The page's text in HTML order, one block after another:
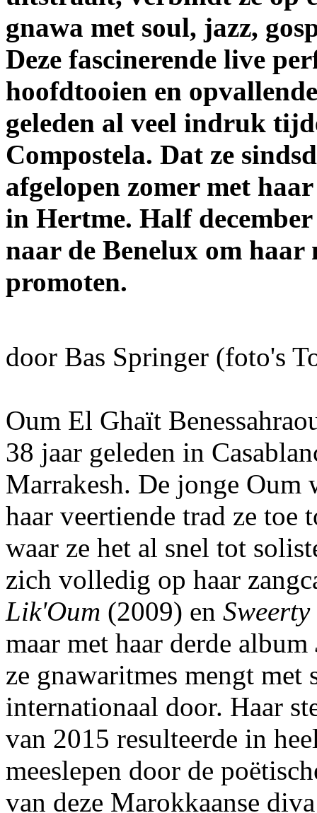
gnawa met soul, jazz,
Deze fascinerende live
hoofdtooien en
geleden al veel indruk
Compostela. Dat ze
afgelopen zomer met
in Hertme. Half
naar de Benelux om
promoten.
door Bas Springer (foto's
Oum El Ghaït
38 jaar geleden in
Marrakesh. De jonge Oum
haar veertiende trad ze
waar ze het al snel tot
zich volledig op haar
Lik'Oum (2009) en Sweerty
maar met haar derde album
ze gnawaritmes mengt met
internationaal door. Haar
van 2015 resulteerde in
meeslepen door de
van deze Marokkaanse